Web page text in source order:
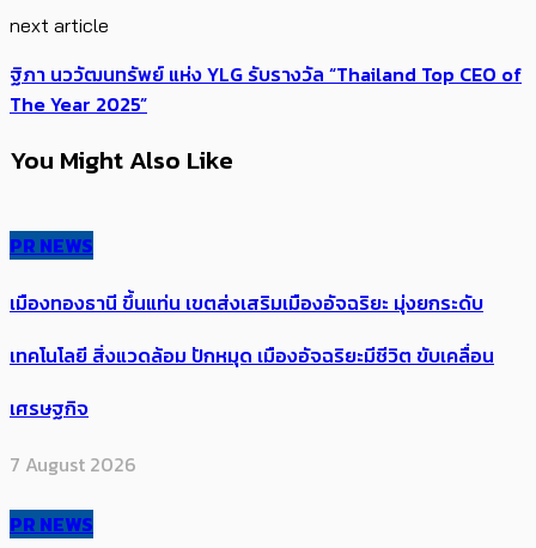
next article
ฐิภา นววัฒนทรัพย์ แห่ง YLG รับรางวัล “Thailand Top CEO of
The Year 2025”
You Might Also Like
PR NEWS
เมืองทองธานี ขึ้นแท่น เขตส่งเสริมเมืองอัจฉริยะ มุ่งยกระดับ
เทคโนโลยี สิ่งแวดล้อม ปักหมุด เมืองอัจฉริยะมีชีวิต ขับเคลื่อน
เศรษฐกิจ
7 August 2026
PR NEWS